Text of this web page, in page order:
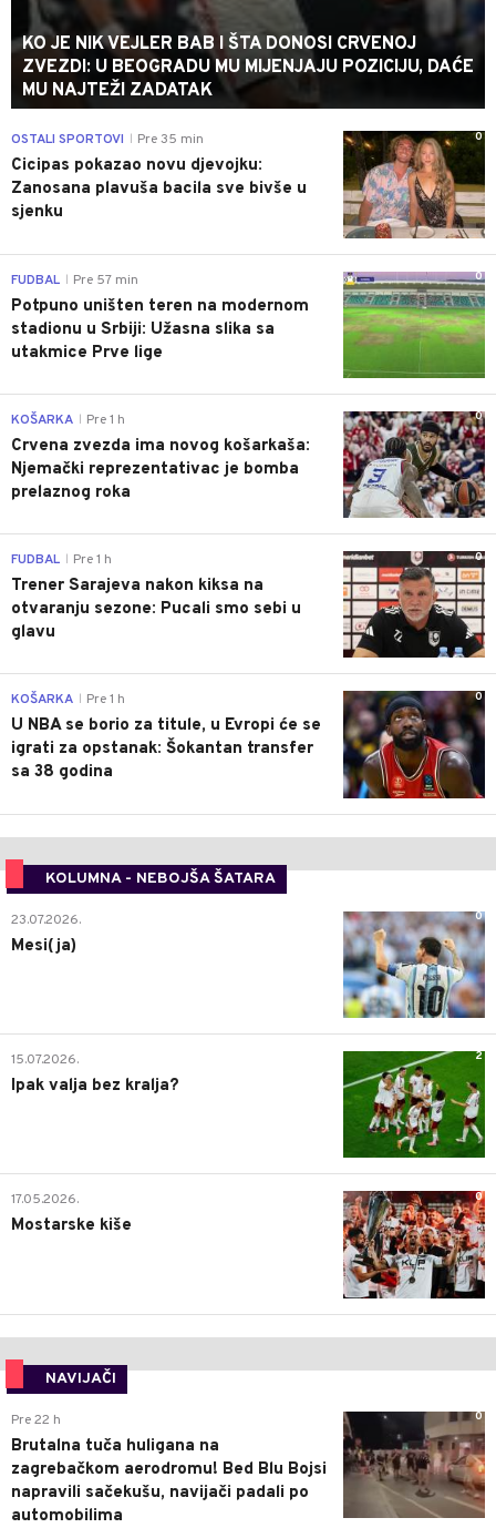
KO JE NIK VEJLER BAB I ŠTA DONOSI CRVENOJ
ZVEZDI: U BEOGRADU MU MIJENJAJU POZICIJU, DAĆE
MU NAJTEŽI ZADATAK
0
OSTALI SPORTOVI Pre 35 min
Cicipas pokazao novu djevojku:
Zanosana plavuša bacila sve bivše u
sjenku
0
FUDBAL Pre 57 min
Potpuno uništen teren na modernom
stadionu u Srbiji: Užasna slika sa
utakmice Prve lige
0
KOŠARKA Pre 1 h
Crvena zvezda ima novog košarkaša:
Njemački reprezentativac je bomba
prelaznog roka
0
FUDBAL Pre 1 h
Trener Sarajeva nakon kiksa na
otvaranju sezone: Pucali smo sebi u
glavu
0
KOŠARKA Pre 1 h
U NBA se borio za titule, u Evropi će se
igrati za opstanak: Šokantan transfer
sa 38 godina
KOLUMNA - NEBOJŠA ŠATARA
0
23.07.2026.
Mesi(ja)
2
15.07.2026.
Ipak valja bez kralja?
0
17.05.2026.
Mostarske kiše
NAVIJAČI
0
Pre 22 h
Brutalna tuča huligana na
zagrebačkom aerodromu! Bed Blu Bojsi
napravili sačekušu, navijači padali po
automobilima